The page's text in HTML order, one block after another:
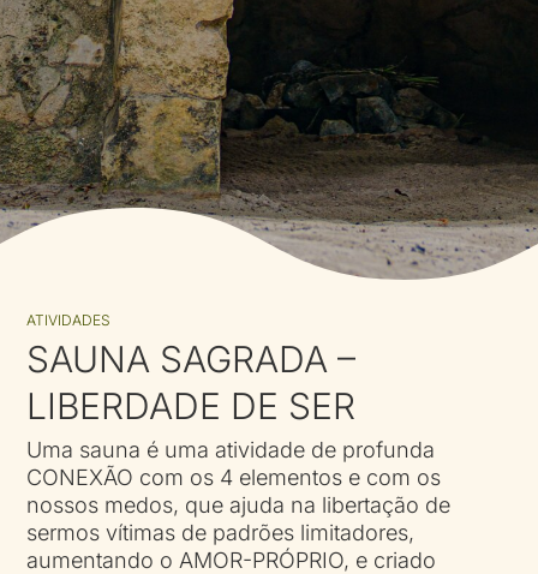
ATIVIDADES
SAUNA SAGRADA –
LIBERDADE DE SER
Uma sauna é uma atividade de profunda
CONEXÃO com os 4 elementos e com os
nossos medos, que ajuda na libertação de
sermos vítimas de padrões limitadores,
aumentando o AMOR-PRÓPRIO, e criado